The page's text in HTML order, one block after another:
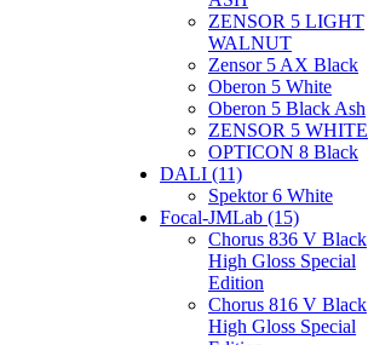
ZENSOR 5 LIGHT
WALNUT
Zensor 5 AX Black
Oberon 5 White
Oberon 5 Black Ash
ZENSOR 5 WHITE
OPTICON 8 Black
DALI (11)
Spektor 6 White
Focal-JMLab (15)
Chorus 836 V Black
High Gloss Special
Edition
Chorus 816 V Black
High Gloss Special